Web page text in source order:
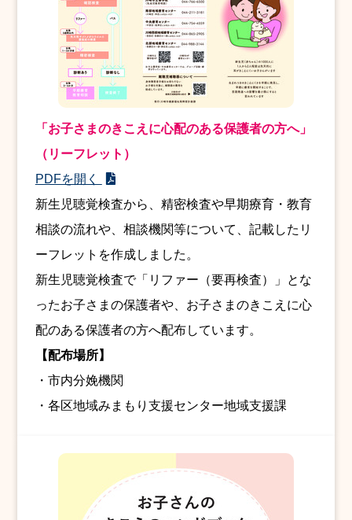
「お子さまのきこえに心配のある保護者の方へ」
（リーフレット）
PDFを開く
新生児聴覚検査から、精密検査や早期療育・教育
相談の流れや、相談機関等について、記載したリ
ーフレットを作成しました。
新生児聴覚検査で「リファー（要再検査）」とな
ったお子さまの保護者や、お子さまのきこえに心
配のある保護者の方へ配布しています。
【配布場所】
・市内分娩機関
・各区地域みまもり支援センター地域支援課